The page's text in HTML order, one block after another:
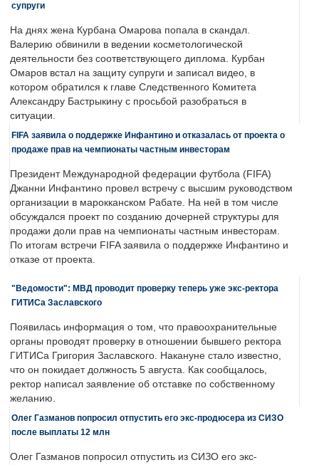
супруги
На днях жена Курбана Омарова попала в скандал.
Валерию обвинили в ведении косметологической
деятельности без соответствующего диплома. Курбан
Омаров встал на защиту супруги и записал видео, в
котором обратился к главе Следственного Комитета
Александру Бастрыкину с просьбой разобраться в
ситуации.
FIFA заявила о поддержке Инфантино и отказалась от проекта о
продаже прав на чемпионаты частным инвесторам
Президент Международной федерации футбола (FIFA)
Джанни Инфантино провел встречу с высшим руководством
организации в марокканском Рабате. На ней в том числе
обсуждался проект по созданию дочерней структуры для
продажи доли прав на чемпионаты частным инвесторам.
По итогам встречи FIFA заявила о поддержке Инфантино и
отказе от проекта.
"Ведомости": МВД проводит проверку теперь уже экс-ректора
ГИТИСа Заславского
Появилась информация о том, что правоохранительные
органы проводят проверку в отношении бывшего ректора
ГИТИСа Григория Заславского. Накануне стало известно,
что он покидает должность 5 августа. Как сообщалось,
ректор написал заявление об отставке по собственному
желанию.
Олег Газманов попросил отпустить его экс-продюсера из СИЗО
после выплаты 12 млн
Олег Газманов попросил отпустить из СИЗО его экс-